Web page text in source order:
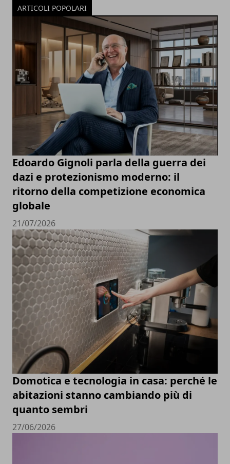
ARTICOLI POPOLARI
Edoardo Gignoli parla della guerra dei
dazi e protezionismo moderno: il
ritorno della competizione economica
globale
21/07/2026
Domotica e tecnologia in casa: perché le
abitazioni stanno cambiando più di
quanto sembri
27/06/2026